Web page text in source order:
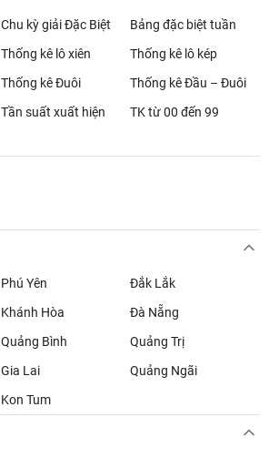
Chu kỳ giải Đặc Biệt
Bảng đặc biệt tuần
Thống kê lô xiên
Thống kê lô kép
Thống kê Đuôi
Thống kê Đầu – Đuôi
Tần suất xuất hiện
TK từ 00 đến 99
Phú Yên
Đắk Lắk
Khánh Hòa
Đà Nẵng
Quảng Bình
Quảng Trị
Gia Lai
Quảng Ngãi
Kon Tum